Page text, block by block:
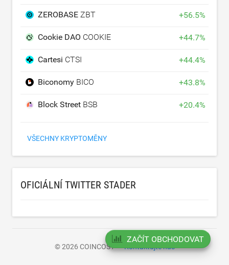
ZEROBASE ZBT +56.5%
Cookie DAO COOKIE +44.7%
Cartesi CTSI +44.4%
Biconomy BICO +43.8%
Block Street BSB +20.4%
VŠECHNY KRYPTOMĚNY
OFICIÁLNÍ TWITTER STADER
© 2026 COINCOST Kontaktujte nás
ZAČÍT OBCHODOVAT